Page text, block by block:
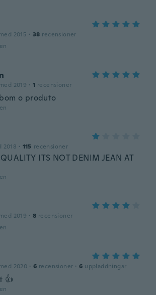
2015 · 38 recensioner
2019 · 1 recensioner
o produto
2018 · 115 recensioner
ITS NOT DENIM JEAN AT
2019 · 8 recensioner
2020 · 6 recensioner · 6 uppladdningar
👍